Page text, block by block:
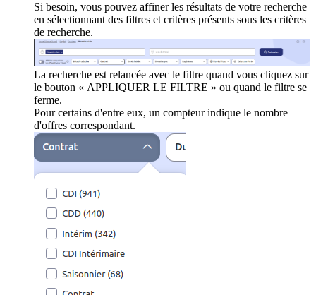
Si besoin, vous pouvez affiner les résultats de votre recherche
en sélectionnant des filtres et critères présents sous les critères
de recherche.
La recherche est relancée avec le filtre quand vous cliquez sur
le bouton « APPLIQUER LE FILTRE » ou quand le filtre se
ferme.
Pour certains d'entre eux, un compteur indique le nombre
d'offres correspondant.